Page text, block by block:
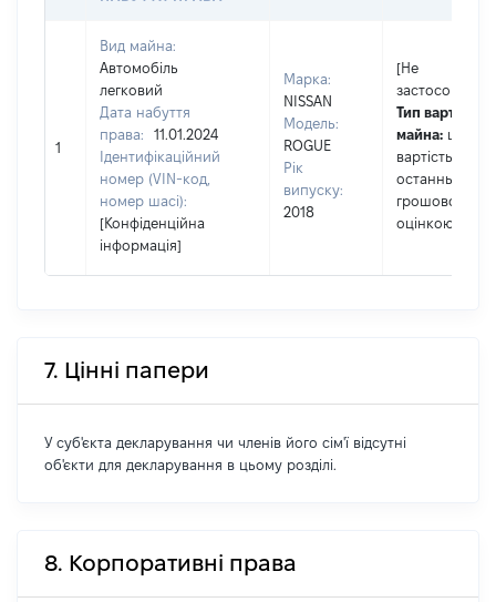
1
Вид майна:
Автомобіль
легковий
Дата набуття
права:
11.01.2024
Ідентифікаційний
номер (VIN-код,
номер шасі):
[Конфіденційна
інформація]
Марка:
NISSAN
Модель:
ROGUE
Рік
випуску:
2018
[Не
Тип вартості
майна: це
вартість за
останньою
грошовою
оцінкою
7. Цінні папери
У суб'єкта декларування чи членів його сім'ї відсутні
об'єкти для декларування в цьому розділі.
8. Корпоративні права